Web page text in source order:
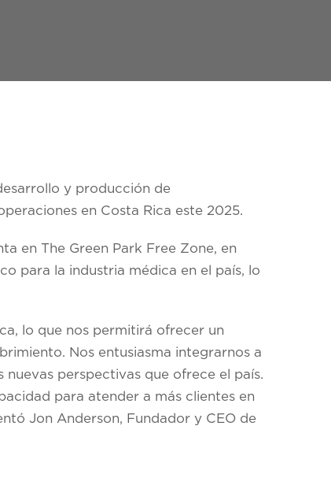
y producción de
en Costa Rica este 2025.
en The Green Park Free Zone, en
para la industria médica en el país, lo
lo que nos permitirá ofrecer un
Nos entusiasma integrarnos a
perspectivas que ofrece el país.
para atender a más clientes en
Jon Anderson, Fundador y CEO de